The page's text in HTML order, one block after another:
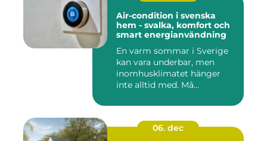
Air-condition i svenska
hem - svalka, komfort och
smart energianvändning
En varm sommar i Sverige
kan vara underbar, men
inomhusklimatet hänger
inte alltid med. Må...
06. dec